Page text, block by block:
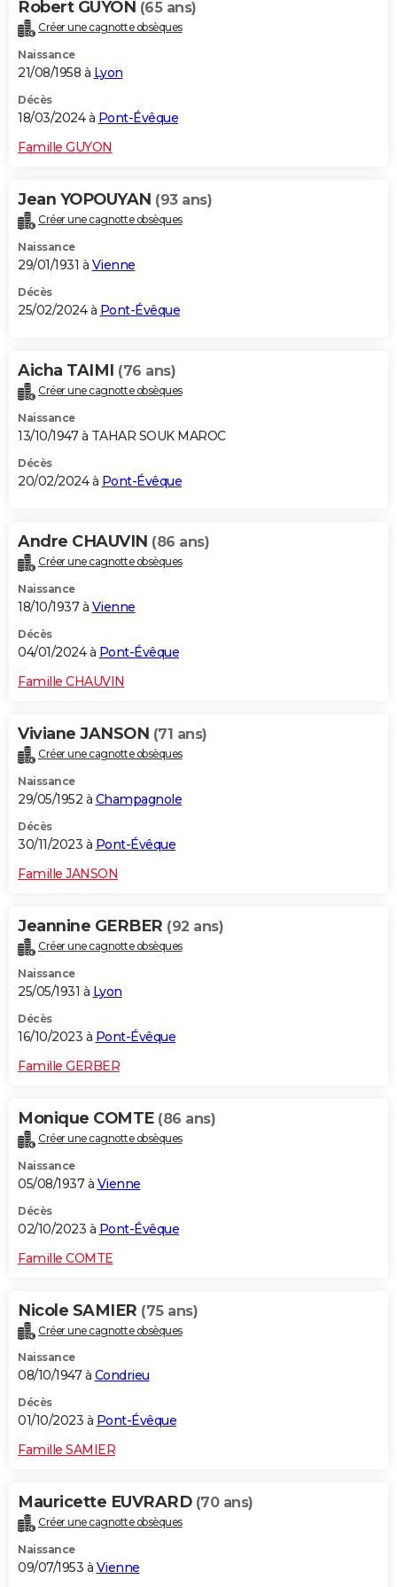
Robert GUYON (65 ans)
Créer une cagnotte obsèques
Naissance
21/08/1958 à Lyon
Décès
18/03/2024 à Pont-Évêque
Famille GUYON
Jean YOPOUYAN (93 ans)
Créer une cagnotte obsèques
Naissance
29/01/1931 à Vienne
Décès
25/02/2024 à Pont-Évêque
Aicha TAIMI (76 ans)
Créer une cagnotte obsèques
Naissance
13/10/1947 à TAHAR SOUK MAROC
Décès
20/02/2024 à Pont-Évêque
Andre CHAUVIN (86 ans)
Créer une cagnotte obsèques
Naissance
18/10/1937 à Vienne
Décès
04/01/2024 à Pont-Évêque
Famille CHAUVIN
Viviane JANSON (71 ans)
Créer une cagnotte obsèques
Naissance
29/05/1952 à Champagnole
Décès
30/11/2023 à Pont-Évêque
Famille JANSON
Jeannine GERBER (92 ans)
Créer une cagnotte obsèques
Naissance
25/05/1931 à Lyon
Décès
16/10/2023 à Pont-Évêque
Famille GERBER
Monique COMTE (86 ans)
Créer une cagnotte obsèques
Naissance
05/08/1937 à Vienne
Décès
02/10/2023 à Pont-Évêque
Famille COMTE
Nicole SAMIER (75 ans)
Créer une cagnotte obsèques
Naissance
08/10/1947 à Condrieu
Décès
01/10/2023 à Pont-Évêque
Famille SAMIER
Mauricette EUVRARD (70 ans)
Créer une cagnotte obsèques
Naissance
09/07/1953 à Vienne